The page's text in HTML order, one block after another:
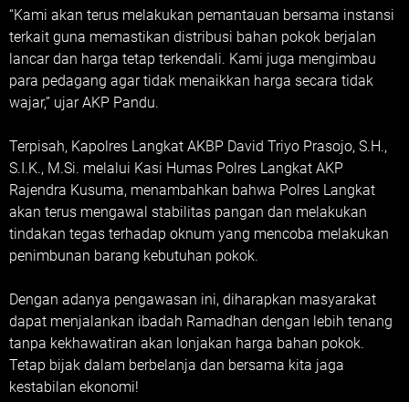
“Kami akan terus melakukan pemantauan bersama instansi
terkait guna memastikan distribusi bahan pokok berjalan
lancar dan harga tetap terkendali. Kami juga mengimbau
para pedagang agar tidak menaikkan harga secara tidak
wajar,” ujar AKP Pandu.
Terpisah, Kapolres Langkat AKBP David Triyo Prasojo, S.H.,
S.I.K., M.Si. melalui Kasi Humas Polres Langkat AKP
Rajendra Kusuma, menambahkan bahwa Polres Langkat
akan terus mengawal stabilitas pangan dan melakukan
tindakan tegas terhadap oknum yang mencoba melakukan
penimbunan barang kebutuhan pokok.
Dengan adanya pengawasan ini, diharapkan masyarakat
dapat menjalankan ibadah Ramadhan dengan lebih tenang
tanpa kekhawatiran akan lonjakan harga bahan pokok.
Tetap bijak dalam berbelanja dan bersama kita jaga
kestabilan ekonomi!